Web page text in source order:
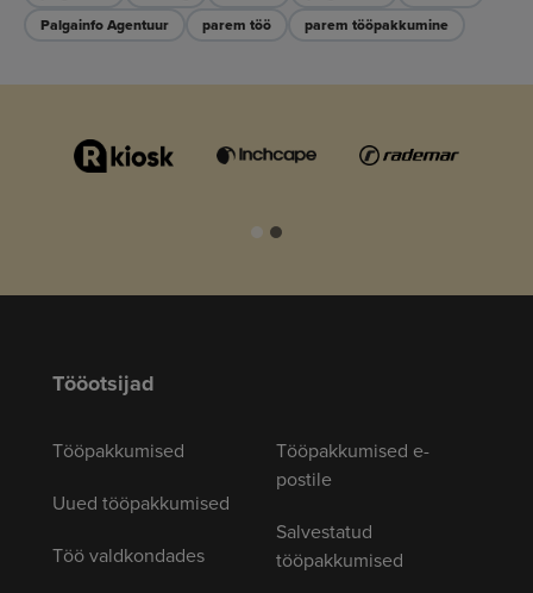
Palgainfo Agentuur
parem töö parem tööpakkumine
Tööotsijad
Tööpakkumised
Uued tööpakkumised
Töö valdkondades
Tööpakkumised e-
postile
Salvestatud
tööpakkumised